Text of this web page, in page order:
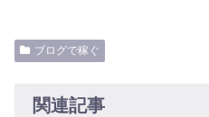
ブログで稼ぐ
関連記事